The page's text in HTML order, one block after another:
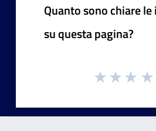
Quanto sono chiare
su questa pagina?